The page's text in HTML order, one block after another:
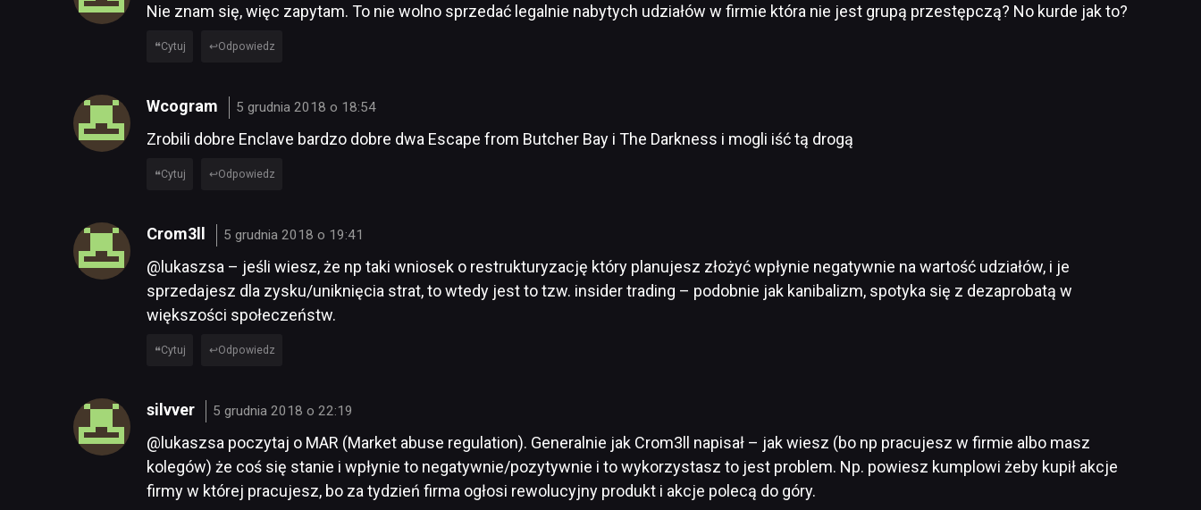
Nie znam się, więc zapytam. To nie wolno sprzedać legalnie nabytych udziałów w firmie która nie jest grupą przestępczą? No kurde jak to?
Cytuj Odpowiedz
Wcogram 5 grudnia 2018 o 18:54
Zrobili dobre Enclave bardzo dobre dwa Escape from Butcher Bay i The Darkness i mogli iść tą drogą
Cytuj Odpowiedz
Crom3ll 5 grudnia 2018 o 19:41
@lukaszsa – jeśli wiesz, że np taki wniosek o restrukturyzację który planujesz złożyć wpłynie negatywnie na wartość udziałów, i je
sprzedajesz dla zysku/uniknięcia strat, to wtedy jest to tzw. insider trading – podobnie jak kanibalizm, spotyka się z dezaprobatą w
większości społeczeństw.
Cytuj Odpowiedz
silvver 5 grudnia 2018 o 22:19
@lukaszsa poczytaj o MAR (Market abuse regulation). Generalnie jak Crom3ll napisał – jak wiesz (bo np pracujesz w firmie albo masz
kolegów) że coś się stanie i wpłynie to negatywnie/pozytywnie i to wykorzystasz to jest problem. Np. powiesz kumplowi żeby kupił akcje
firmy w której pracujesz, bo za tydzień firma ogłosi rewolucyjny produkt i akcje polecą do góry.